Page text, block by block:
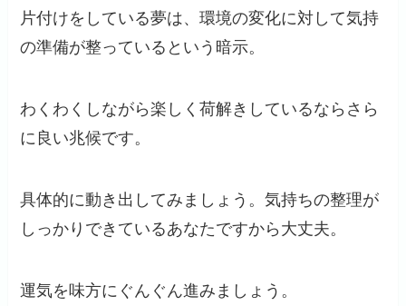
片付けをしている夢は、環境の変化に対して気持
の準備が整っているという暗示。
わくわくしながら楽しく荷解きしているならさら
に良い兆候です。
具体的に動き出してみましょう。気持ちの整理が
しっかりできているあなたですから大丈夫。
運気を味方にぐんぐん進みましょう。